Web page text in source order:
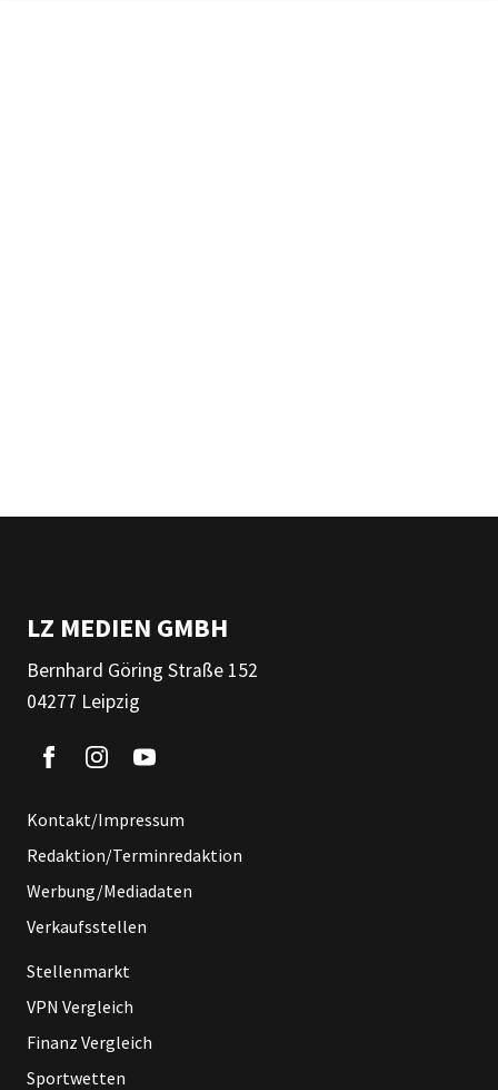
LZ MEDIEN GMBH
Bernhard Göring Straße 152
04277 Leipzig
Kontakt/Impressum
Redaktion/Terminredaktion
Werbung/Mediadaten
Verkaufsstellen
Stellenmarkt
VPN Vergleich
Finanz Vergleich
Sportwetten